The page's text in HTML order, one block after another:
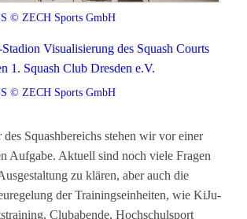
© ZECH Sports GmbH
© ZECH Sports GmbH
Squashbereichs stehen wir vor einer
Aufgabe. Aktuell sind noch viele Fragen
zu klären, aber auch die
der Trainingseinheiten, wie KiJu-
Clubabende, Hochschulsport